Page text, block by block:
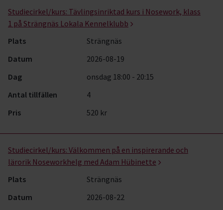
Studiecirkel/kurs: Tävlingsinriktad kurs i Nosework, klass
1 på Strängnäs Lokala Kennelklubb
Plats
Strängnäs
Datum
2026-08-19
Dag
onsdag 18:00 - 20:15
Antal tillfällen
4
Pris
520 kr
Studiecirkel/kurs: Välkommen på en inspirerande och
lärorik Noseworkhelg med Adam Hübinette
Plats
Strängnäs
Datum
2026-08-22